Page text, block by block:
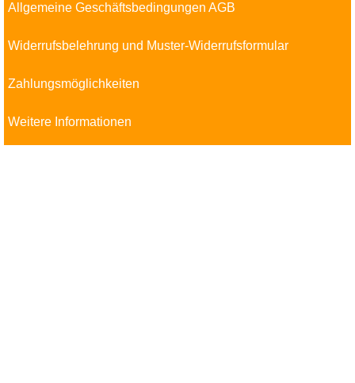
Allgemeine Geschäftsbedingungen AGB
Widerrufsbelehrung und Muster-Widerrufsformular
Zahlungsmöglichkeiten
Weitere Informationen